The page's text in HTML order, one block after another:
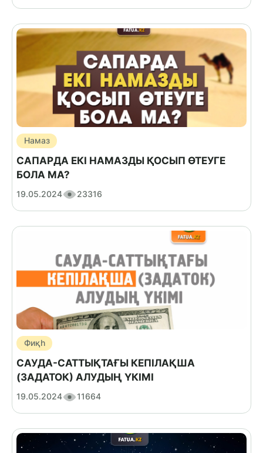
Намаз
САПАРДА ЕКІ НАМАЗДЫ ҚОСЫП ӨТЕУГЕ
БОЛА МА?
19.05.2024 23316
Фиқһ
САУДА-САТТЫҚТАҒЫ КЕПІЛАҚША
(ЗАДАТОК) АЛУДЫҢ ҮКІМІ
19.05.2024 11664